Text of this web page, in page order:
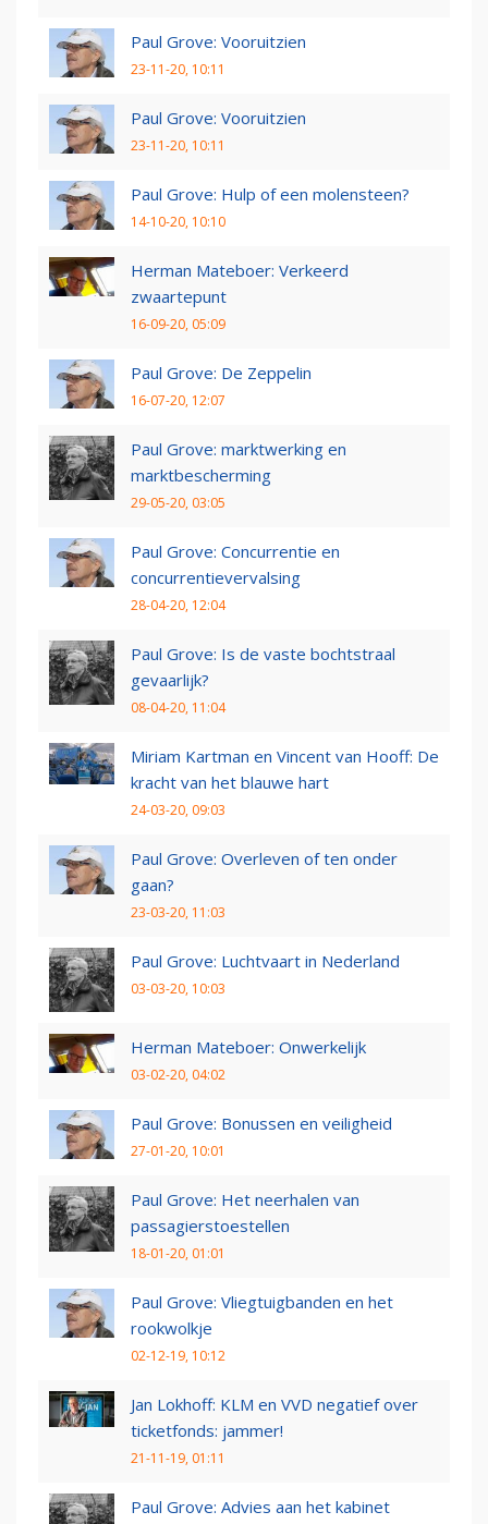
Paul Grove: Vooruitzien
23-11-20, 10:11
Paul Grove: Vooruitzien
23-11-20, 10:11
Paul Grove: Hulp of een molensteen?
14-10-20, 10:10
Herman Mateboer: Verkeerd
zwaartepunt
16-09-20, 05:09
Paul Grove: De Zeppelin
16-07-20, 12:07
Paul Grove: marktwerking en
marktbescherming
29-05-20, 03:05
Paul Grove: Concurrentie en
concurrentievervalsing
28-04-20, 12:04
Paul Grove: Is de vaste bochtstraal
gevaarlijk?
08-04-20, 11:04
Miriam Kartman en Vincent van Hooff: De
kracht van het blauwe hart
24-03-20, 09:03
Paul Grove: Overleven of ten onder
gaan?
23-03-20, 11:03
Paul Grove: Luchtvaart in Nederland
03-03-20, 10:03
Herman Mateboer: Onwerkelijk
03-02-20, 04:02
Paul Grove: Bonussen en veiligheid
27-01-20, 10:01
Paul Grove: Het neerhalen van
passagierstoestellen
18-01-20, 01:01
Paul Grove: Vliegtuigbanden en het
rookwolkje
02-12-19, 10:12
Jan Lokhoff: KLM en VVD negatief over
ticketfonds: jammer!
21-11-19, 01:11
Paul Grove: Advies aan het kabinet